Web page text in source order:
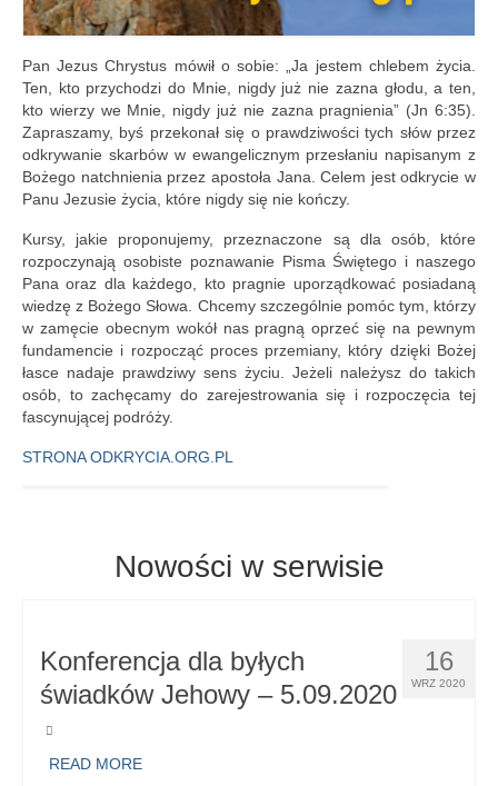
Pan Jezus Chrystus mówił o sobie: „Ja jestem chlebem życia.
Ten, kto przychodzi do Mnie, nigdy już nie zazna głodu, a ten,
kto wierzy we Mnie, nigdy już nie zazna pragnienia” (Jn 6:35).
Zapraszamy, byś przekonał się o prawdziwości tych słów przez
odkrywanie skarbów w ewangelicznym przesłaniu napisanym z
Bożego natchnienia przez apostoła Jana. Celem jest odkrycie w
Panu Jezusie życia, które nigdy się nie kończy.
Kursy, jakie proponujemy, przeznaczone są dla osób, które
rozpoczynają osobiste poznawanie Pisma Świętego i naszego
Pana oraz dla każdego, kto pragnie uporządkować posiadaną
wiedzę z Bożego Słowa. Chcemy szczególnie pomóc tym, którzy
w zamęcie obecnym wokół nas pragną oprzeć się na pewnym
fundamencie i rozpocząć proces przemiany, który dzięki Bożej
łasce nadaje prawdziwy sens życiu. Jeżeli należysz do takich
osób, to zachęcamy do zarejestrowania się i rozpoczęcia tej
fascynującej podróży.
STRONA ODKRYCIA.ORG.PL
Nowości w serwisie
16
WRZ 2020
Konferencja dla byłych
świadków Jehowy – 5.09.2020
READ MORE